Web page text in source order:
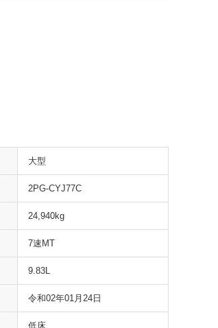
大型
2PG-CYJ77C
24,940kg
7速MT
9.83L
令和02年01月24日
低床